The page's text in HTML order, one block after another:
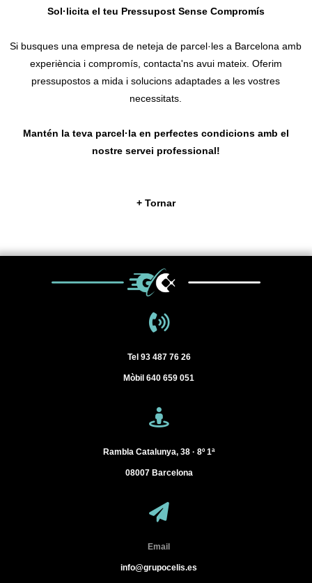
Sol·licita el teu Pressupost Sense Compromís
Si busques una empresa de neteja de parcel·les a Barcelona amb
experiència i compromís, contacta'ns avui mateix. Oferim
pressupostos a mida i solucions adaptades a les vostres
necessitats.
Mantén la teva parcel·la en perfectes condicions amb el
nostre servei professional!
+ Tornar
Tel93 487 76 26
Mòbil 640 659 051
Rambla Catalunya, 38 · 8º 1ª
08007 Barcelona
Email
info@grupocelis.es